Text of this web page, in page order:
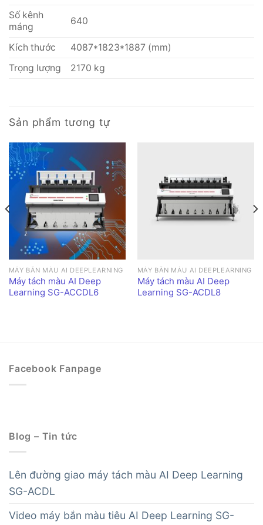
Số kênh
máng
640
Kích thước
4087*1823*1887 (mm)
Trọng lượng
2170 kg
Sản phẩm tương tự
MÁY BẮN MÀU AI DEEPLEARNING
Máy tách màu AI Deep
Learning SG-ACCDL6
MÁY BẮN MÀU AI DEEPLEARNING
Máy tách màu AI Deep
Learning SG-ACDL8
Facebook Fanpage
Blog – Tin tức
Lên đường giao máy tách màu AI Deep Learning
SG-ACDL
Video máy bắn màu tiêu AI Deep Learning SG-